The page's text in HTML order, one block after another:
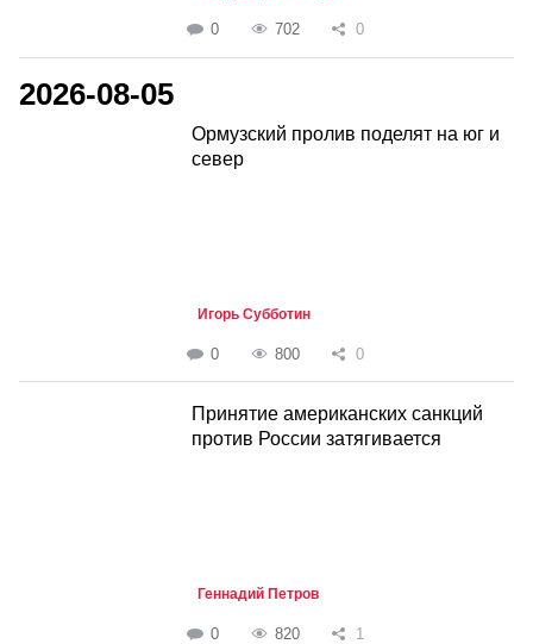
0 702 0
2026-08-05
Ормузский пролив поделят на юг и
север
Игорь Субботин
0 800 0
Принятие американских санкций
против России затягивается
Геннадий Петров
0 820 1